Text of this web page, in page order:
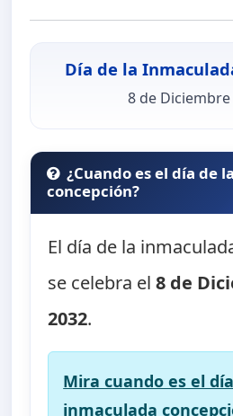
Día de la
8 de Diciembre
¿Cuando es el día de
concepción?
El día de la
se celebra el8 de
2032.
Mira cuando es el
inmaculada